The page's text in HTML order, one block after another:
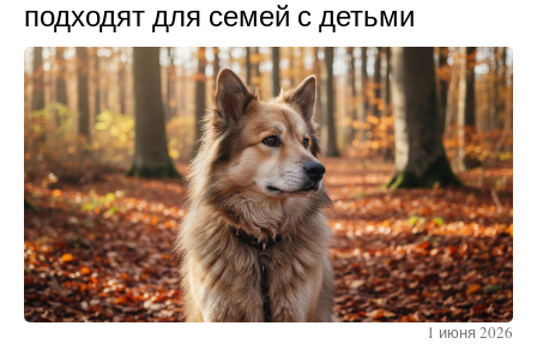
подходят для семей с детьми
1 июня 2026